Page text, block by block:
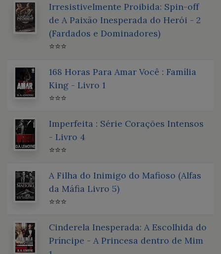
Irresistivelmente Proibida: Spin-off
de A Paixão Inesperada do Herói - 2
(Fardados e Dominadores)
⭐⭐⭐
168 Horas Para Amar Você : Família
King - Livro 1
⭐⭐⭐
Imperfeita : Série Corações Intensos
- Livro 4
⭐⭐⭐
A Filha do Inimigo do Mafioso (Alfas
da Máfia Livro 5)
⭐⭐⭐
Cinderela Inesperada: A Escolhida do
Príncipe - A Princesa dentro de Mim